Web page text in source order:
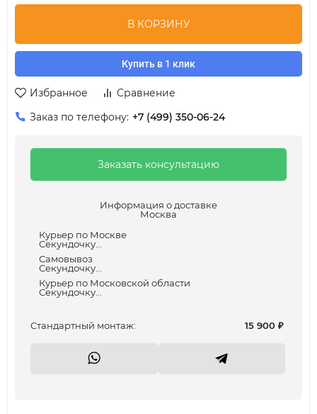
В КОРЗИНУ
Купить в 1 клик
Избранное
Сравнение
Заказ по телефону: +7 (499) 350-06-24
Заказать консультацию
Информация о доставке
Москва
Курьер по Москве
Секундочку...
Самовывоз
Секундочку...
Курьер по Московской области
Секундочку...
Cтандартный монтаж: 15 900 ₽